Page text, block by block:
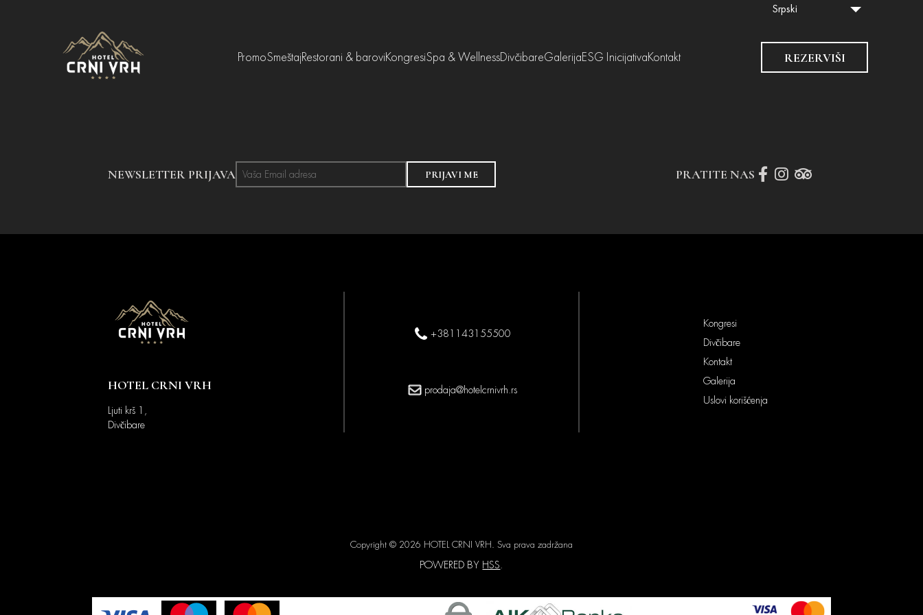
Srpski
PromoSmeštajRestorani & baroviKongresiSpa & WellnessDivčibareGalerijaESG InicijativaKontakt REZERVIŠI
NEWSLETTER PRIJAVA PRIJAVI ME PRATITE NAS
HOTEL CRNI VRH
Ljuti krš 1,
Divčibare
+381143155500
prodaja@hotelcrnivrh.rs
Kongresi
Divčibare
Kontakt
Galerija
Uslovi korišćenja
Copyright © 2026 HOTEL CRNI VRH. Sva prava zadržana
POWERED BY HSS.